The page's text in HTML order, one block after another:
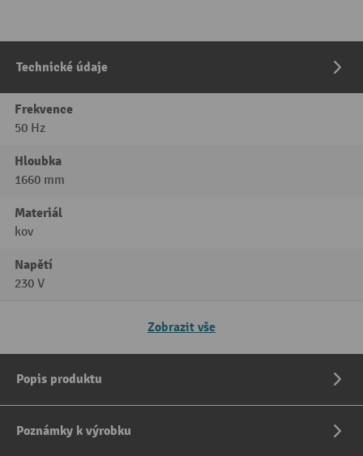
Technické údaje
Frekvence
50 Hz
Hloubka
1660 mm
Materiál
kov
Napětí
230 V
Zobrazit vše
Popis produktu
Poznámky k výrobku